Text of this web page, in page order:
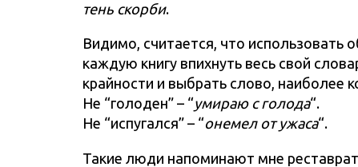
тень скорби.
Видимо, считается, что
каждую книгу впихнуть весь свой
крайности и выбрать слово, наиболее
Не “голоден” – “умираю с голода“.
Не “испугался” – “онемел от ужаса“.
Такие люди напоминают мне